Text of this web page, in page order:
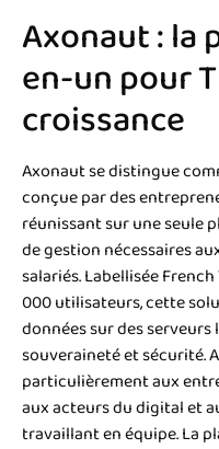
Axonaut :
en-un pour
croissance
Axonaut se distingue
conçue par des
réunissant sur une seule
de gestion nécessaires
salariés. Labellisée
000 utilisateurs, cette
données sur des
souveraineté et sécurité.
particulièrement aux
aux acteurs du digital et
travaillant en équipe. La